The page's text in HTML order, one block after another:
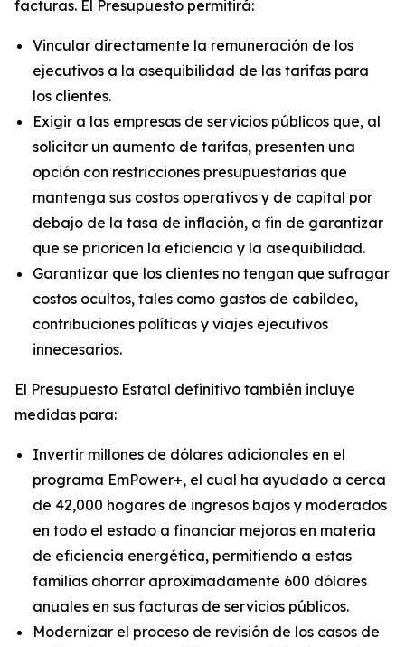
facturas. El Presupuesto permitirá:
Vincular directamente la remuneración de los
ejecutivos a la asequibilidad de las tarifas para
los clientes.
Exigir a las empresas de servicios públicos que, al
solicitar un aumento de tarifas, presenten una
opción con restricciones presupuestarias que
mantenga sus costos operativos y de capital por
debajo de la tasa de inflación, a fin de garantizar
que se prioricen la eficiencia y la asequibilidad.
Garantizar que los clientes no tengan que sufragar
costos ocultos, tales como gastos de cabildeo,
contribuciones políticas y viajes ejecutivos
innecesarios.
El Presupuesto Estatal definitivo también incluye
medidas para:
Invertir millones de dólares adicionales en el
programa EmPower+, el cual ha ayudado a cerca
de 42,000 hogares de ingresos bajos y moderados
en todo el estado a financiar mejoras en materia
de eficiencia energética, permitiendo a estas
familias ahorrar aproximadamente 600 dólares
anuales en sus facturas de servicios públicos.
Modernizar el proceso de revisión de los casos de